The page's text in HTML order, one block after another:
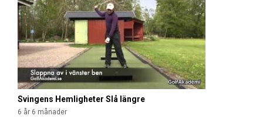
Svingens Hemligheter Slå längre
6 år 6 månader